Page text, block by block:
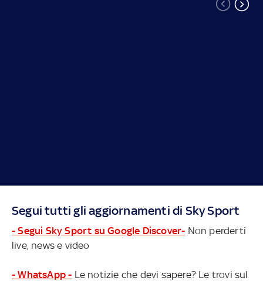
Segui tutti gli aggiornamenti di Sky Sport
- Segui Sky Sport su Google Discover- Non perderti
live, news e video
- WhatsApp - Le notizie che devi sapere? Le trovi sul